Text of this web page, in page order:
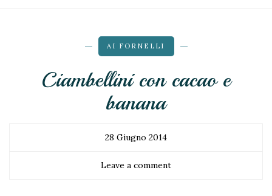
AI FORNELLI
Ciambellini con cacao e
banana
28 Giugno 2014
Leave a comment